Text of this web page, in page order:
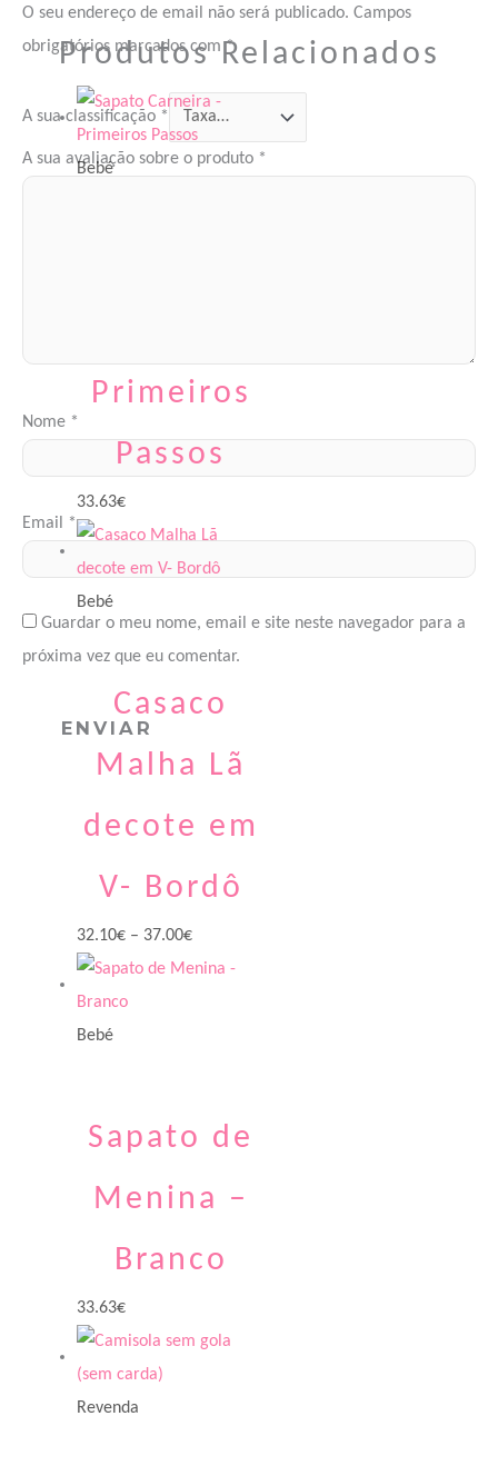
O seu endereço de email não será publicado. Campos
obrigatórios marcados com*
A sua classificação *
A sua avaliação sobre o produto *
Nome *
Email *
Guardar o meu nome, email e site neste navegador para a
próxima vez que eu comentar.
Produtos Relacionados
Bebé
Primeiros
Passos
33.63€
Bebé
Casaco
Malha Lã
decote em
V- Bordô
32.10€ – 37.00€
Bebé
Sapato de
Menina –
Branco
33.63€
Revenda